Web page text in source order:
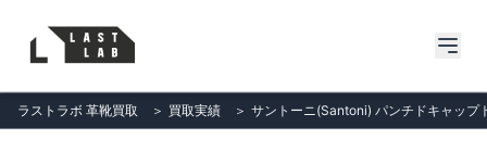
ラストラボ 革靴買取 ＞ 買取実績 ＞ サントーニ(Santoni) パンチドキャップ